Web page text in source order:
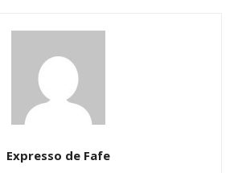
Expresso de Fafe